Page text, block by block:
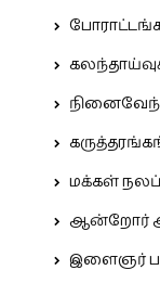
மக்கள்
ஆன்றோர்
இளைஞர்